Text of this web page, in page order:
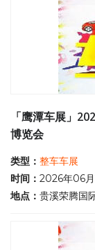
「鹰潭车展」
博览会
类型： 整车车展
时间： 2026年06
地点： 贵溪荣腾国